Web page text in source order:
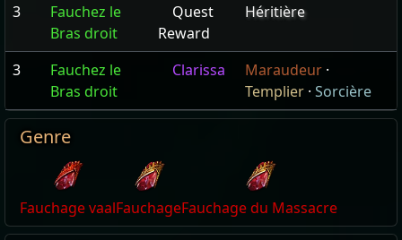
3
Fauchez le
Bras droit
Quest
Reward
Héritière
3
Fauchez le
Bras droit
Clarissa Maraudeur ·
Templier · Sorcière
Genre
Fauchage vaalFauchageFauchage du Massacre